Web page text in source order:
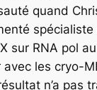
quand
sur RNA pol au
avec les cryo-
n’a pas